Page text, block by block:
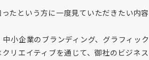
たという方に一度見ていただきたい内容
小企業のブランディング、グラフィック
リエイティブを通じて、御社のビジネス